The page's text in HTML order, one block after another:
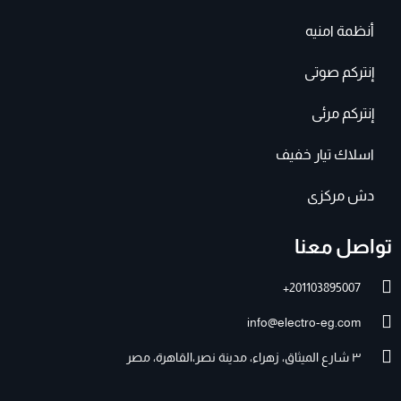
أنظمة امنيه
إنتركم صوتى
إنتركم مرئى
اسلاك تيار خفيف
دش مركزى
تواصل معنا
201103895007+
info@electro-eg.com
٣ شارع الميثاق، زهراء، مدينة نصر،القاهرة، مصر